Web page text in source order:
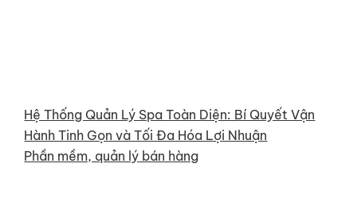
Hệ Thống Quản Lý Spa Toàn Diện: Bí Quyết Vận
Hành Tinh Gọn và Tối Đa Hóa Lợi Nhuận
Phần mềm, quản lý bán hàng